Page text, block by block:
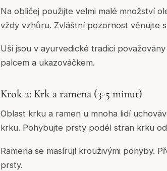
Na obličej použijte velmi malé množství
vždy vzhůru. Zvláštní pozornost věnujte
Uši jsou v ayurvedické tradici
palcem a ukazováčkem.
Krok 2: Krk a ramena (3-5 minut)
Oblast krku a ramen u mnoha lidí
krku. Pohybujte prsty podél stran krku
Ramena se masírují krouživými pohyby.
prsty.